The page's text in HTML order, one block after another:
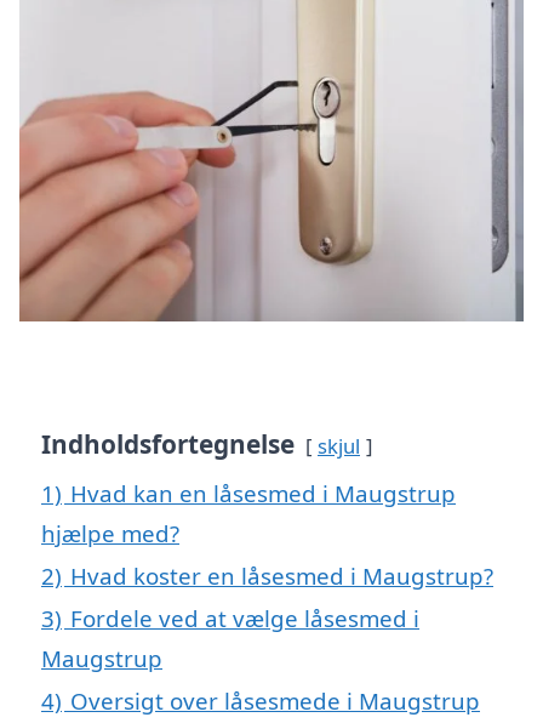
Indholdsfortegnelse skjul
1) Hvad kan en låsesmed i Maugstrup
hjælpe med?
2) Hvad koster en låsesmed i Maugstrup?
3) Fordele ved at vælge låsesmed i
Maugstrup
4) Oversigt over låsesmede i Maugstrup